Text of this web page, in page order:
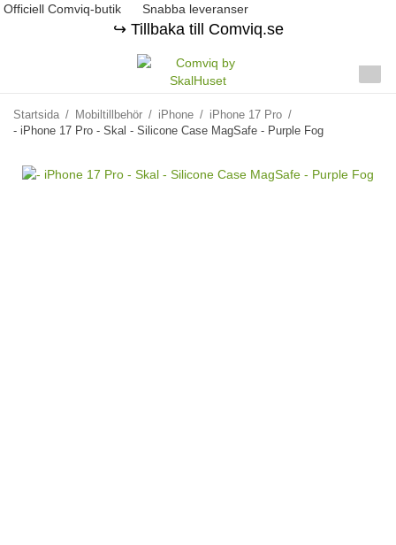
Officiell Comviq-butik Snabba leveranser
↪️ Tillbaka till Comviq.se
Startsida / Mobiltillbehör / iPhone / iPhone 17 Pro /
- iPhone 17 Pro - Skal - Silicone Case MagSafe - Purple Fog